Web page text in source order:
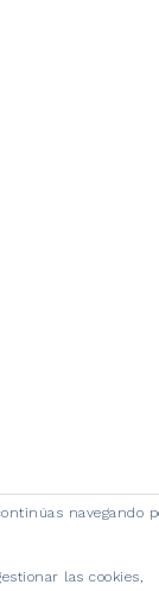
navegando
las cookies,